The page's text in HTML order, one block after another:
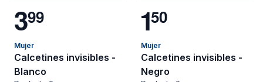
399
Mujer
Calcetines invisibles -
Blanco
150
Mujer
Calcetines invisibles -
Negro